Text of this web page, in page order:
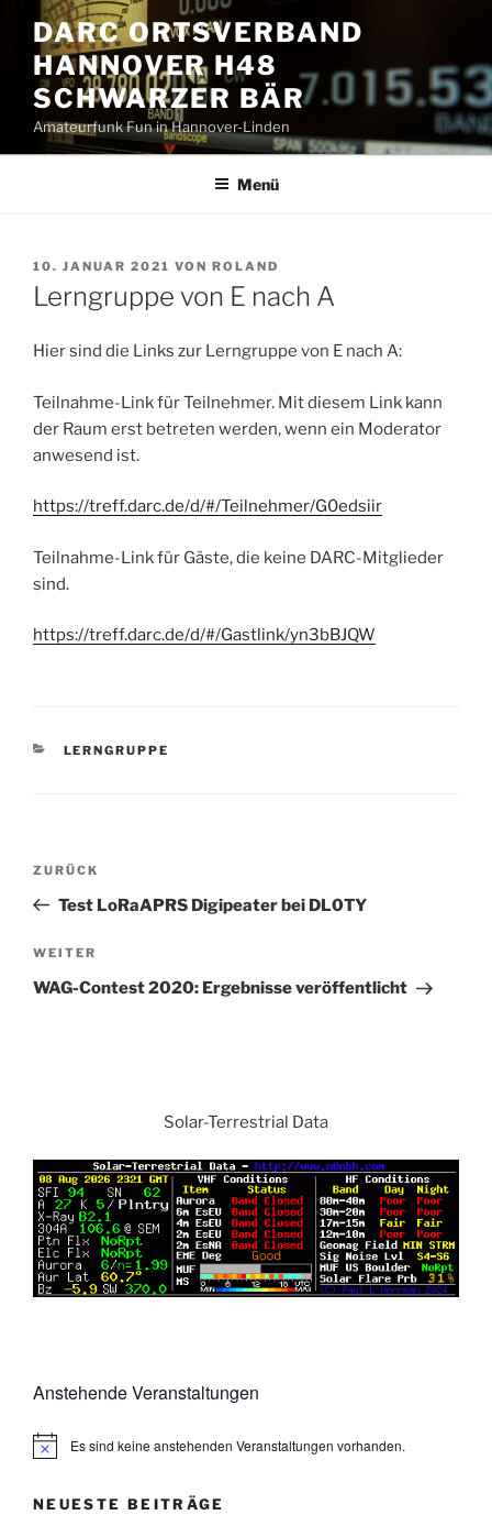
Inhalt
springen
DARC ORTSVERBAND
HANNOVER H48
SCHWARZER BÄR
Amateurfunk Fun in Hannover-Linden
Menü
VERÖFFENTLICHT
AM
10. JANUAR 2021 VON ROLAND
Lerngruppe von E nach A
Hier sind die Links zur Lerngruppe von E nach A:
Teilnahme-Link für Teilnehmer. Mit diesem Link kann
der Raum erst betreten werden, wenn ein Moderator
anwesend ist.
https://treff.darc.de/d/#/Teilnehmer/G0edsiir
Teilnahme-Link für Gäste, die keine DARC-Mitglieder
sind.
https://treff.darc.de/d/#/Gastlink/yn3bBJQW
KATEGORIEN
LERNGRUPPE
Beitrags-
Vorheriger
Beitrag
ZURÜCK
Test LoRaAPRS Digipeater bei DL0TY
Nächster
Beitrag
WEITER
WAG-Contest 2020: Ergebnisse veröffentlicht
Solar-Terrestrial Data
Anstehende Veranstaltungen
Es sind keine anstehenden Veranstaltungen vorhanden.
NEUESTE BEITRÄGE